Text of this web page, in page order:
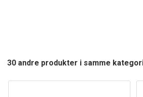
30 andre produkter i samme